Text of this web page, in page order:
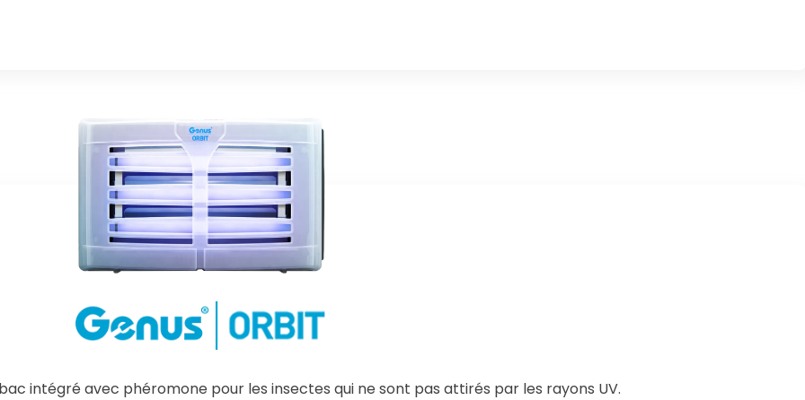
Know More
intégré avec phéromone pour les insectes qui ne sont pas attirés par les rayons UV.